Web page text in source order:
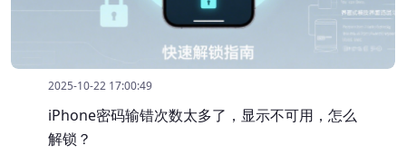
2025-10-22 17:00:49
iPhone密码输错次数太多了，显示不可用，怎么
解锁？